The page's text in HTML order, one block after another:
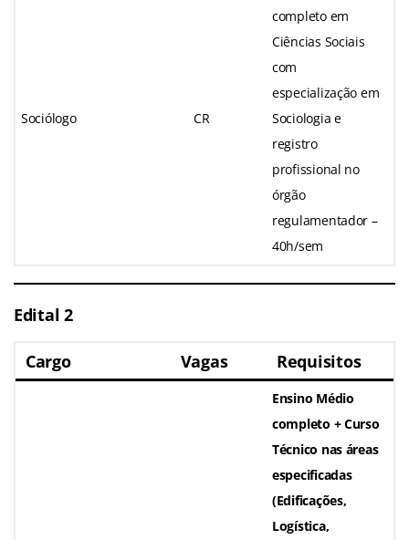
Sociólogo CR
completo em
Ciências Sociais
com
especialização em
Sociologia e
registro
profissional no
órgão
regulamentador –
40h/sem
Edital 2
Cargo Vagas Requisitos
Ensino Médio
completo + Curso
Técnico nas áreas
especificadas
(Edificações,
Logística,